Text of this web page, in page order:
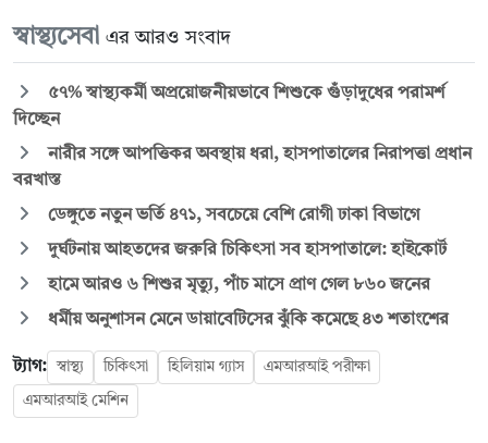
স্বাস্থ্যসেবা এর আরও সংবাদ
৫৭% স্বাস্থ্যকর্মী অপ্রয়োজনীয়ভাবে শিশুকে গুঁড়াদুধের পরামর্শ
দিচ্ছেন
নারীর সঙ্গে আপত্তিকর অবস্থায় ধরা, হাসপাতালের নিরাপত্তা প্রধান
বরখাস্ত
ডেঙ্গুতে নতুন ভর্তি ৪৭১, সবচেয়ে বেশি রোগী ঢাকা বিভাগে
দুর্ঘটনায় আহতদের জরুরি চিকিৎসা সব হাসপাতালে: হাইকোর্ট
হামে আরও ৬ শিশুর মৃত্যু, পাঁচ মাসে প্রাণ গেল ৮৬০ জনের
ধর্মীয় অনুশাসন মেনে ডায়াবেটিসের ঝুঁকি কমেছে ৪৩ শতাংশের
ট্যাগ: স্বাস্থ্য চিকিৎসা হিলিয়াম গ্যাস এমআরআই পরীক্ষা
এমআরআই মেশিন